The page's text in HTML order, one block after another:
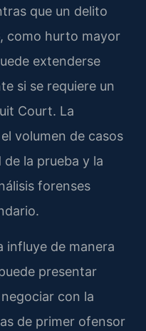
que un delito
como hurto mayor
extenderse
si se requiere un
Court. La
volumen de casos
la prueba y la
forenses
influye de manera
presentar
con la
de primer ofensor